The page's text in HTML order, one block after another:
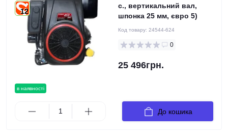
в наявності
12
с., вертикальний вал,
шпонка 25 мм, євро 5)
Код товару: 24544-624
0
25 496грн.
До кошика